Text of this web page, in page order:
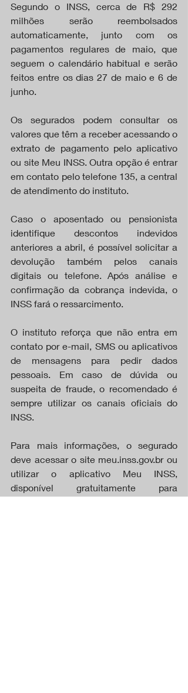
Segundo o INSS, cerca de R$ 292
milhões serão reembolsados
automaticamente, junto com os
pagamentos regulares de maio, que
seguem o calendário habitual e serão
feitos entre os dias 27 de maio e 6 de
junho.
Os segurados podem consultar os
valores que têm a receber acessando o
extrato de pagamento pelo aplicativo
ou site Meu INSS. Outra opção é entrar
em contato pelo telefone 135, a central
de atendimento do instituto.
Caso o aposentado ou pensionista
identifique descontos indevidos
anteriores a abril, é possível solicitar a
devolução também pelos canais
digitais ou telefone. Após análise e
confirmação da cobrança indevida, o
INSS fará o ressarcimento.
O instituto reforça que não entra em
contato por e-mail, SMS ou aplicativos
de mensagens para pedir dados
pessoais. Em caso de dúvida ou
suspeita de fraude, o recomendado é
sempre utilizar os canais oficiais do
INSS.
Para mais informações, o segurado
deve acessar o site meu.inss.gov.br ou
utilizar o aplicativo Meu INSS,
disponível gratuitamente para